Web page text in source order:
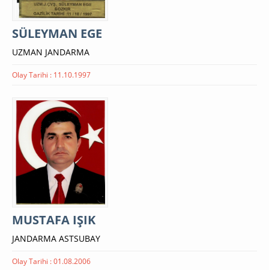
SÜLEYMAN EGE
UZMAN JANDARMA
Olay Tarihi : 11.10.1997
MUSTAFA IŞIK
JANDARMA ASTSUBAY
Olay Tarihi : 01.08.2006